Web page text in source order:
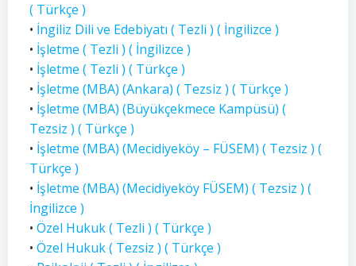
( Türkçe )
• İngiliz Dili ve Edebiyatı ( Tezli ) ( İngilizce )
• İşletme ( Tezli ) ( İngilizce )
• İşletme ( Tezli ) ( Türkçe )
• İşletme (MBA) (Ankara) ( Tezsiz ) ( Türkçe )
• İşletme (MBA) (Büyükçekmece Kampüsü) (
Tezsiz ) ( Türkçe )
• İşletme (MBA) (Mecidiyeköy – FÜSEM) ( Tezsiz ) (
Türkçe )
• İşletme (MBA) (Mecidiyeköy FÜSEM) ( Tezsiz ) (
İngilizce )
• Özel Hukuk ( Tezli ) ( Türkçe )
• Özel Hukuk ( Tezsiz ) ( Türkçe )